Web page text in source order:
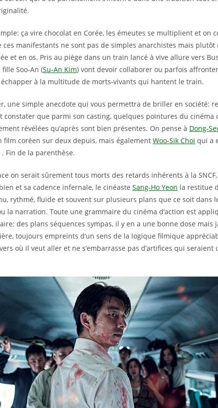
ça vire chocolat en Corée, les émeutes se multiplient et on
manifestants ne sont pas de simples anarchistes mais plutôt
et en os. Pris au piège dans un train lancé à vive allure vers
fille Soo-An (Su-An Kim) vont devoir collaborer ou parfois
à la multitude de morts-vivants qui hantent le train.
une simple anecdote qui vous permettra de briller en société:
constater que parmi son casting, quelques pointures du cinéma
révélées qu’après sont bien présentes. On pense à Dong-
film coréen sur deux depuis, mais également Woo-Sik Choi qui a
. Fin de la parenthèse.
on serait sûrement tous morts des retards inhérents à la
et sa cadence infernale, le cinéaste Sang-Ho Yeon la restitue
rythmé, fluide et souvent sur plusieurs plans que ce soit dans
la narration. Toute une grammaire du cinéma d’action est
des plans séquences sympas, il y en a une bonne dose mais
toujours empreints d’un sens de la logique filmique
où il veut aller et ne s’embarrasse pas d’artifices qui